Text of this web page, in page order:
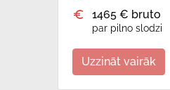
1465 € bruto
par pilno slodzi
Uzzināt vairāk